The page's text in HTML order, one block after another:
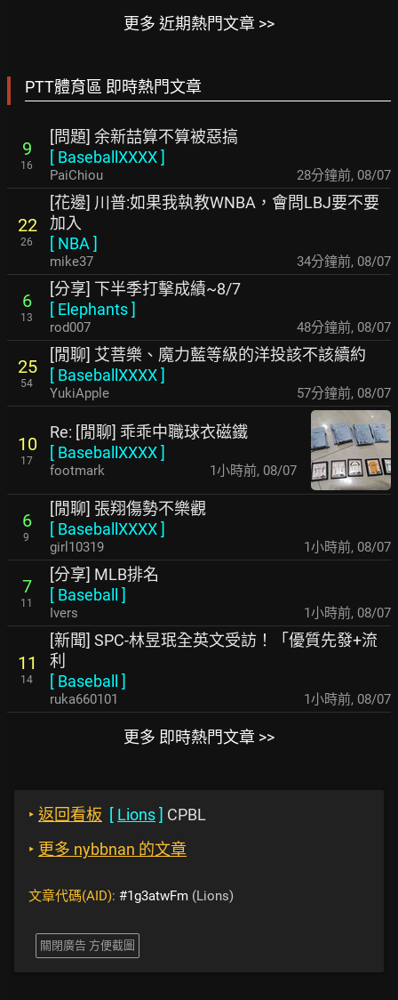
更多 近期熱門文章 >>
PTT體育區 即時熱門文章
9
16
[問題] 余新喆算不算被惡搞
[ BaseballXXXX]
PaiChiou 28分鐘前, 08/07
22
26
[花邊] 川普:如果我執教WNBA，會問LBJ要不要
加入
[ NBA ]
mike37 34分鐘前, 08/07
6
13
[分享] 下半季打擊成績~8/7
[ Elephants]
rod007 48分鐘前, 08/07
25
54
[閒聊] 艾菩樂、魔力藍等級的洋投該不該續約
[ BaseballXXXX]
YukiApple 57分鐘前, 08/07
10
17
Re: [閒聊] 乖乖中職球衣磁鐵
[ BaseballXXXX]
footmark 1小時前, 08/07
6
9
[閒聊] 張翔傷勢不樂觀
[ BaseballXXXX]
girl10319 1小時前, 08/07
7
11
[分享] MLB排名
[ Baseball ]
Ivers 1小時前, 08/07
11
14
[新聞] SPC-林昱珉全英文受訪！「優質先發+流
利
[ Baseball ]
ruka660101 1小時前, 08/07
更多 即時熱門文章 >>
‣ 返回看板 [ Lions] CPBL
‣ 更多 nybbnan 的文章
文章代碼(AID): #1g3atwFm (Lions)
關閉廣告 方便截圖